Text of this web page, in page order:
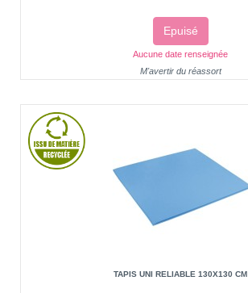
Epuisé
Aucune date renseignée
M'avertir du réassort
TAPIS UNI RELIABLE 130X130 CM